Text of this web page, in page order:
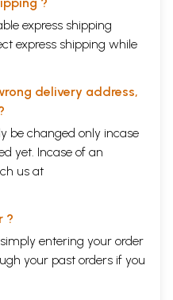
?
express shipping
express shipping while
delivery address,
be changed only incase
yet. Incase of an
us at
?
entering your order
your past orders if you